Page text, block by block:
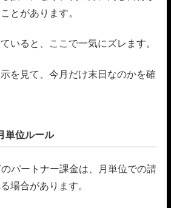
とがあります。
いると、ここで一気にズレます。
を見て、今月だけ末日なのかを確
単位ルール
パートナー課金は、月単位での請
場合があります。